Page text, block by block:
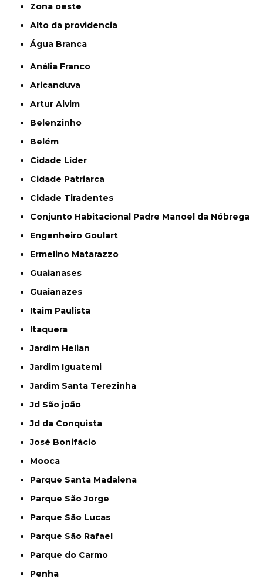
Zona oeste
alto da providencia
Água Branca
Anália Franco
Aricanduva
Artur Alvim
Belenzinho
Belém
Cidade Líder
Cidade Patriarca
Cidade Tiradentes
Conjunto Habitacional Padre Manoel da Nóbrega
Engenheiro Goulart
Ermelino Matarazzo
Guaianases
Guaianazes
Itaim Paulista
Itaquera
Jardim Helian
Jardim Iguatemi
Jardim Santa Terezinha
Jd São joão
Jd da Conquista
José Bonifácio
Mooca
Parque Santa Madalena
Parque São Jorge
Parque São Lucas
Parque São Rafael
Parque do Carmo
Penha